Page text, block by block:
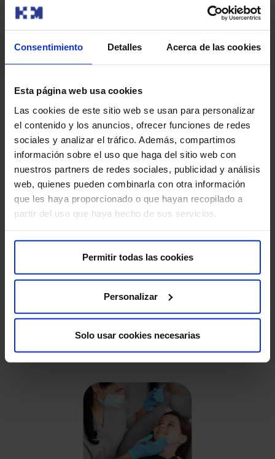
Consentimiento Detalles Acerca de las cookies
Esta página web usa cookies
Las cookies de este sitio web se usan para personalizar
el contenido y los anuncios, ofrecer funciones de redes
sociales y analizar el tráfico. Además, compartimos
información sobre el uso que haga del sitio web con
nuestros partners de redes sociales, publicidad y análisis
web, quienes pueden combinarla con otra información
que les haya proporcionado o que hayan recopilado a
partir del uso que haya hecho de sus servicios.
Permitir todas las cookies
Personalizar
Solo usar cookies necesarias
Nuestros tratamientos
Empieza cada día con una sonrisa y mantenla toda la
Vida. Cuidamos de su salud bucodental con el mejor
tratamiento posible.
Odontología general